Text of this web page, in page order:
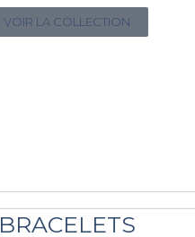
VOIR LA COLLECTION
BRACELETS